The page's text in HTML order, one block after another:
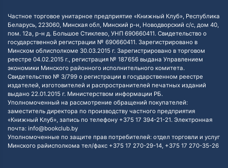
Частное торговое унитарное предприятие «Книжный Клуб», Республика
Беларусь, 223060, Минская обл, Минский р-н, Новодворский с/с, дом 40,
пом. 12а, р-н д. Большое Стиклево, УНП 690660411. Свидетельство о
государственной регистрации № 690660411. Зарегистрировано в
Минском облисполкоме 30.03.2015 г. Зарегистрировано в торговом
реестре 04.02.2015 г., регистрация № 187656 выдана Управлением
экономики Минского районного исполнительного комитета.
Свидетельство № 3/799 о регистрации в государственном реестре
издателей, изготовителей и распространителей печатных изданий
выдано 22.01.2015 г. Министерством информации РБ.
Уполномоченный на рассмотрение обращений покупателей:
заместитель директора по производству частного предприятия
«Книжный Клуб», запись по телефону +375 17 394-21-21. Электронная
почта: info@bookclub.by
Уполномоченные по защите прав потребителей: отдел торговли и услуг
Минского райисполкома тел/факс +375 17 270-29-14, +375 17 270-35-26